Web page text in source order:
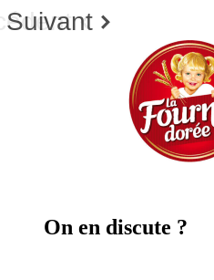
Suivant
On en discute ?